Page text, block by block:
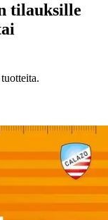
tilauksille